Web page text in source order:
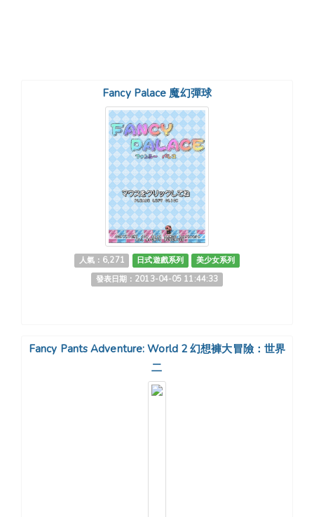
Fancy Palace 魔幻彈球
人氣：6,271 日式遊戲系列
美少女系列
發表日期：2013-04-05 11:44:33
Fancy Pants Adventure: World 2 幻想褲大冒險：世界
二